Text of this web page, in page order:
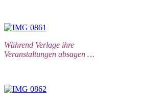
Während Verlage ihre
Veranstaltungen absagen …